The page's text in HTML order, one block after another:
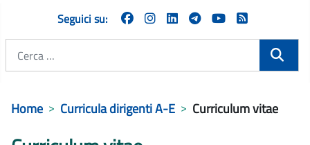
Seguici su:
Home Curricula dirigenti A-E Curriculum vitae